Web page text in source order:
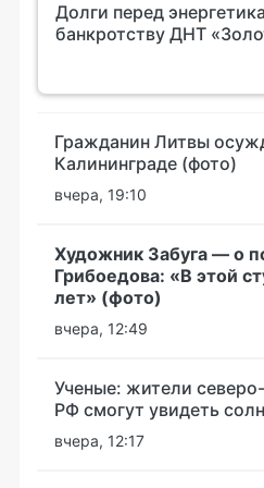
Долги перед
банкротству ДНТ
Гражданин Литвы
Калининграде (фото)
вчера, 19:10
Художник Забуга — о
Грибоедова: «В этой
лет» (фото)
вчера, 12:49
Ученые: жители
РФ смогут увидеть
вчера, 12:17